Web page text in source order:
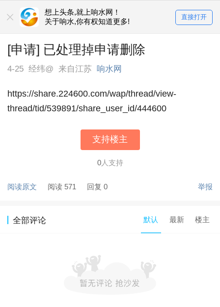
想上头条,就上响水网！
关于响水,你有权知道更多!
直接打开
[申请] 已处理掉申请删除
4-25 经纬@ 来自江苏 响水网
https://share.224600.com/wap/thread/view-
thread/tid/539891/share_user_id/444600
支持楼主
0人支持
阅读原文 阅读 571 回复 0 举报
全部评论 默认 最新 楼主